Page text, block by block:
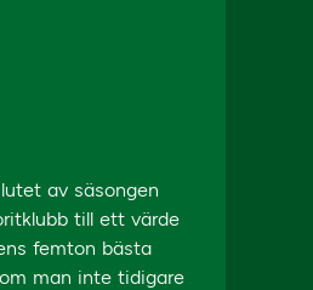
av säsongen
till ett värde
femton bästa
man inte tidigare